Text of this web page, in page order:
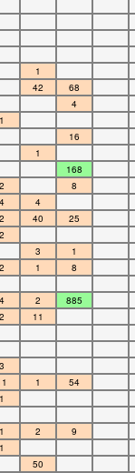
1
42
68
4
1
16
1
168
2
8
4
4
2 40
25
2
3
1
2 1
8
4 2
885
2
11
3
1
54
1
1 2
9
1
50